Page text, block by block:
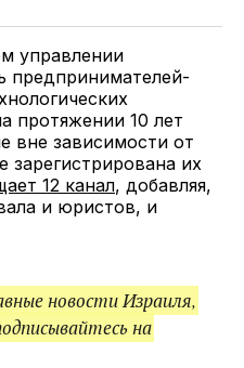
управлении
предпринимателей-
протяжении 10 лет
вне зависимости от
зарегистрирована их
12 канал, добавляя,
и юристов, и
новости Израиля,
на